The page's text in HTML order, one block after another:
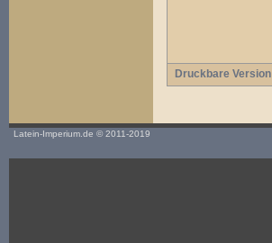
Druckbare Version
Latein-Imperium.de © 2011-2019